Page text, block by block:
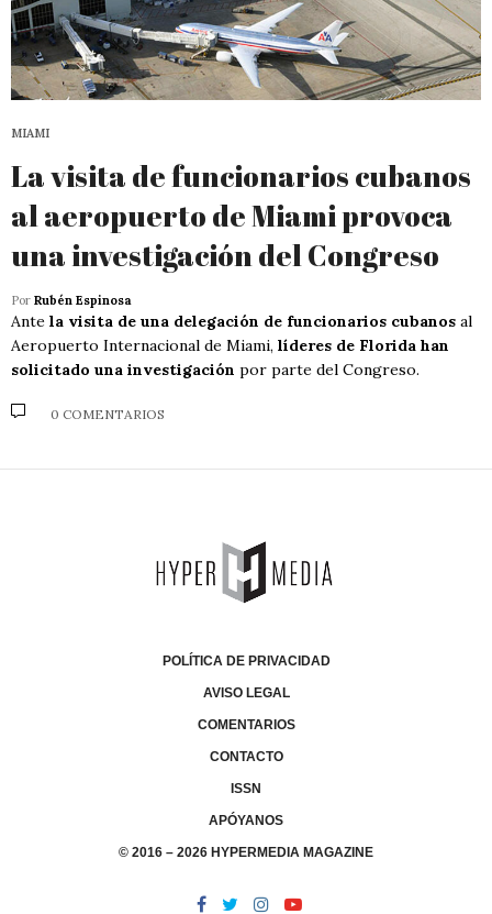
MIAMI
La visita de funcionarios cubanos
al aeropuerto de Miami provoca
una investigación del Congreso
Por Rubén Espinosa
Ante la visita de una delegación de funcionarios cubanos al
Aeropuerto Internacional de Miami, líderes de Florida han
solicitado una investigación por parte del Congreso.
0 COMENTARIOS
POLÍTICA DE PRIVACIDAD
AVISO LEGAL
COMENTARIOS
CONTACTO
ISSN
APÓYANOS
© 2016 – 2026 HYPERMEDIA MAGAZINE